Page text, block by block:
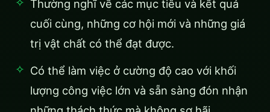
Thường nghĩ về các mục tiêu và kết quả
cuối cùng, những cơ hội mới và những giá
trị vật chất có thể đạt được.
Có thể làm việc ở cường độ cao với khối
lượng công việc lớn và sẵn sàng đón nhận